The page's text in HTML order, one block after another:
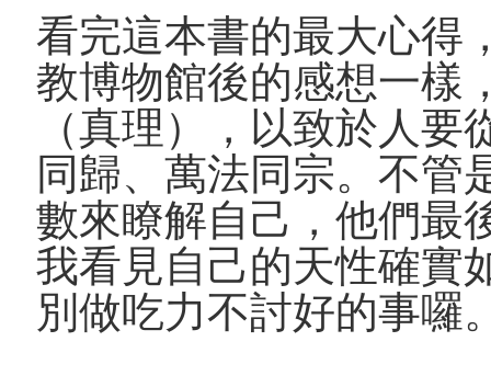
看完這本書的最大心得
教博物館後的感想一樣
（真理），以致於人
同歸、萬法同宗。不管
數來瞭解自己，他們最
我看見自己的天性確實
別做吃力不討好的事囉